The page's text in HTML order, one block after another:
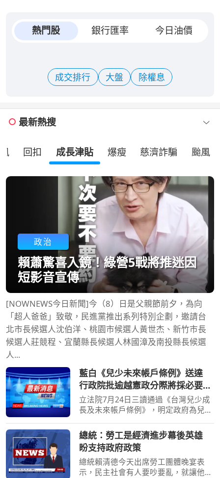
熱門股 銀行匯率 今日油價
成交排行 大盤 除權息
最新熱搜
回扣 成長津貼 爆瘦 慈濟詐騙 颱風
政治
賴蕭驚喜入鏡！綠營5戰將推迷因
短影音宣傳
[NOWNEWS今日新聞]今（8）日是父親節前夕，為向
「超人爸爸」致敬，民進黨推出系列特別企劃，邀請台
北市長候選人沈伯洋、桃園市候選人黃世杰、新竹市長
候選人莊競程、宜蘭縣長候選人林國漳及南投縣長候選
人...
藍白《兒少未來帳戶條例》送達
行政院批逾越憲政分際將採必要作
為
立法院7月24日三讀通過《台灣兒少成
長及未來帳戶條例》，明定政府為兒少
約2162億元。行政院今天（7日）表
示，提出施政方針及編列中央政府總預
算屬行政院憲政職權，對於
總統：勞工是經濟進步幕後英雄
盼支持政府政策
總統賴清德今天出席勞工團體晚宴表
示，民主社會有人要吵要亂，就讓他們